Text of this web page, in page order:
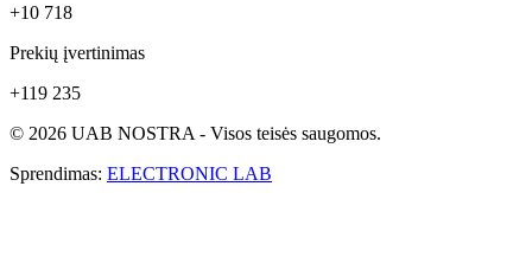
+10 718
Prekių įvertinimas
+119 235
© 2026 UAB NOSTRA - Visos teisės saugomos.
Sprendimas: ELECTRONIC LAB